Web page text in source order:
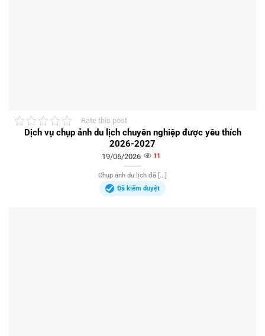
Rate this post
Dịch vụ chụp ảnh du lịch chuyên nghiệp được yêu thích
2026-2027
19/06/2026 11
Chụp ảnh du lịch đã [...]
Đã kiểm duyệt